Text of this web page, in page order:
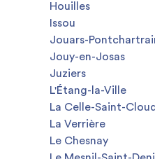
Houilles
Issou
Jouars-
Jouy-en-Josas
Juziers
L'Étang-la-Ville
La Celle-Saint-Cloud
La Verrière
Le Chesnay